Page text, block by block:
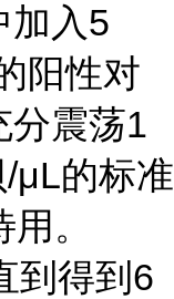
加入5
阳性对
分震荡1
μL的标准
。
到得到6